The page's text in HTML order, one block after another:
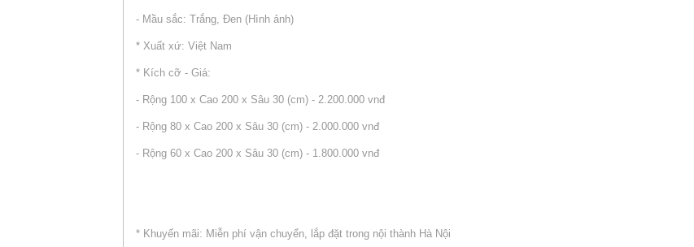
- Mầu sắc: Trắng, Đen (Hình ảnh)
* Xuất xứ: Việt Nam
* Kích cỡ - Giá:
- Rộng 100 x Cao 200 x Sâu 30 (cm) - 2.200.000 vnđ
- Rộng 80 x Cao 200 x Sâu 30 (cm) - 2.000.000 vnđ
- Rộng 60 x Cao 200 x Sâu 30 (cm) - 1.800.000 vnđ
* Khuyến mãi: Miễn phí vận chuyển, lắp đặt trong nội thành Hà Nội